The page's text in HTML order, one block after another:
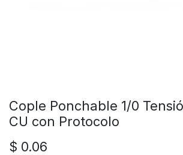
Cople Ponchable 1/0
CU con Protocolo
$ 0.06